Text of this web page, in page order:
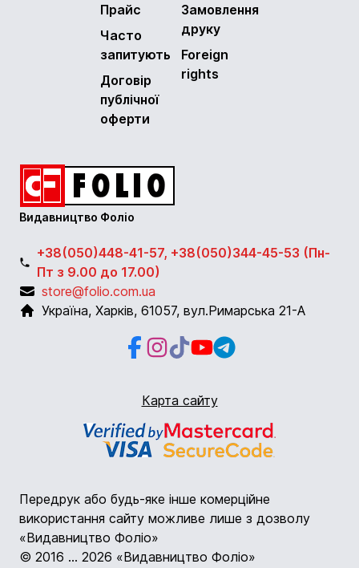
Прайс
Часто
запитують
Договір
публічної
оферти
Замовлення
друку
Foreign
rights
Видавництво Фоліо
+38(050)448-41-57, +38(050)344-45-53 (Пн-
Пт з 9.00 до 17.00)
store@folio.com.ua
Україна, Харків, 61057, вул.Римарська 21-А
Facebook
Instagram
Instagram
YoutubeTelegram
Карта сайту
Передрук або будь-яке інше комерційне
використання сайту можливе лише з дозволу
«Видавництво Фоліо»
© 2016 ... 2026 «Видавництво Фоліо»